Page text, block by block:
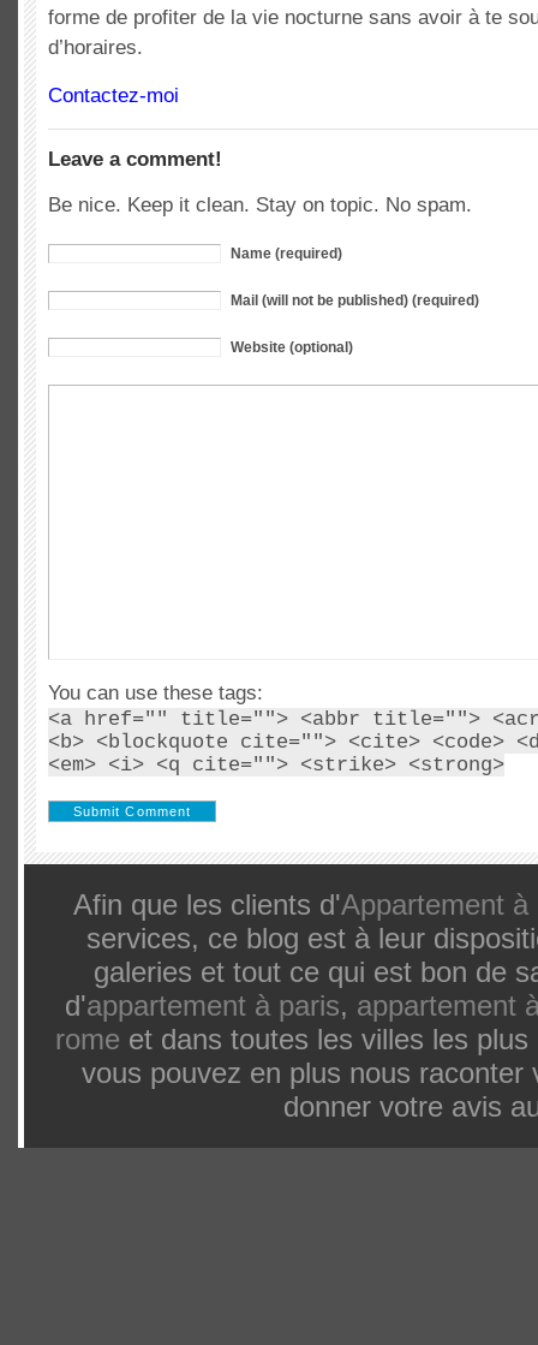
forme de profiter de la vie nocturne sans avoir à te
d’horaires.
Contactez-moi
Leave a comment!
Be nice. Keep it clean. Stay on topic. No spam.
Name (required)
Mail (will not be published) (required)
Website (optional)
You can use these tags:
<a href="" title=""> <abbr title="">
<b> <blockquote cite=""> <cite> <code>
<em> <i> <q cite=""> <strike> <strong>
Afin que les clients d'Appartement à
services, ce blog est à leur
galeries et tout ce qui est bon de
d'appartement à paris, appartement
rome et dans toutes les villes les
vous pouvez en plus nous
donner votre avis